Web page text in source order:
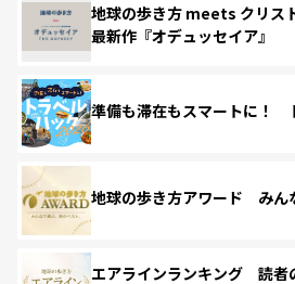
地球の歩き方 meets クリス
最新作『オデュッセイア』
準備も滞在もスマートに！
地球の歩き方アワード みん
エアラインランキング 読者